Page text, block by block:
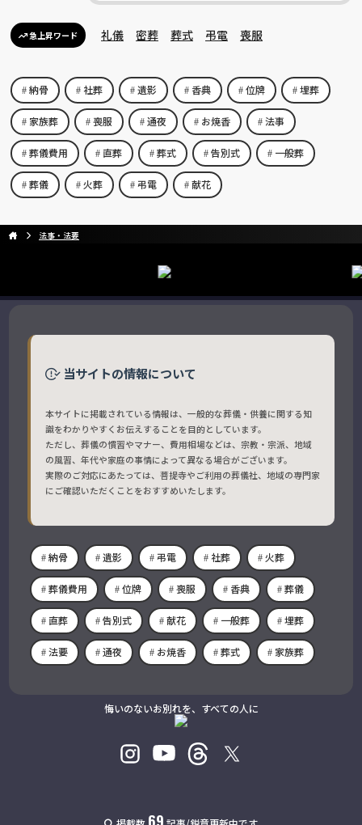
急上昇ワード 礼儀 密葬 葬式 弔電 喪服
納骨 社葬 遺影 香典 位牌 埋葬
家族葬 喪服 通夜 お焼香 法事
葬儀費用 直葬 葬式 告別式 一般葬
葬儀 火葬 弔電 献花
法事・法要
当サイトの情報について
本サイトに掲載されている情報は、一般的な葬儀・供養に関する知
識をわかりやすくお伝えすることを目的としています。
ただし、葬儀の慣習やマナー、費用相場などは、宗教・宗派、地域
の風習、年代や家庭の事情によって異なる場合がございます。
実際のご対応にあたっては、菩提寺やご利用の葬儀社、地域の専門家
にご確認いただくことをおすすめいたします。
納骨 遺影 弔電 社葬 火葬
葬儀費用 位牌 喪服 香典 葬儀
直葬 告別式 献花 一般葬 埋葬
法要 通夜 お焼香 葬式 家族葬
悔いのないお別れを、すべての人に